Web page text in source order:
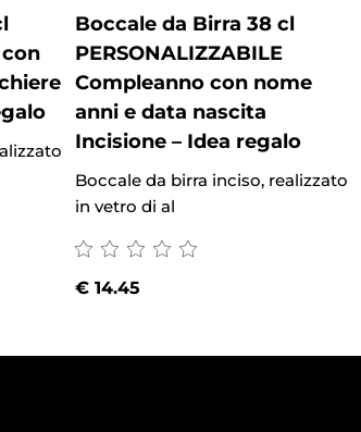
con
Boccale da Birra 38 cl
PERSONALIZZABILE
Compleanno con nome
anni e data nascita
Incisione – Idea regalo
Boccale da birra inciso, realizzato
in vetro di al
€ 14.45